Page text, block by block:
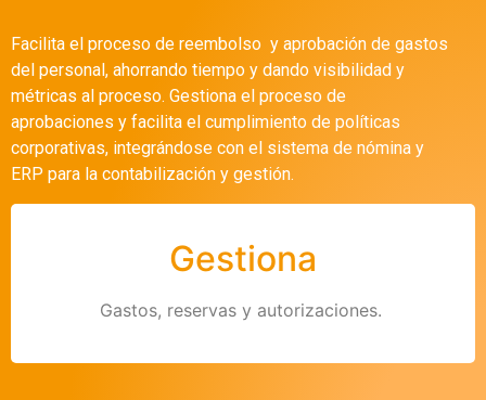
Facilita el proceso de reembolso y aprobación de gastos
del personal, ahorrando tiempo y dando visibilidad y
métricas al proceso. Gestiona el proceso de
aprobaciones y facilita el cumplimiento de políticas
corporativas, integrándose con el sistema de nómina y
ERP para la contabilización y gestión.
Gestiona
Gastos, reservas y autorizaciones.
Control y administración de
viajes de negocio
en un mismo lugar.